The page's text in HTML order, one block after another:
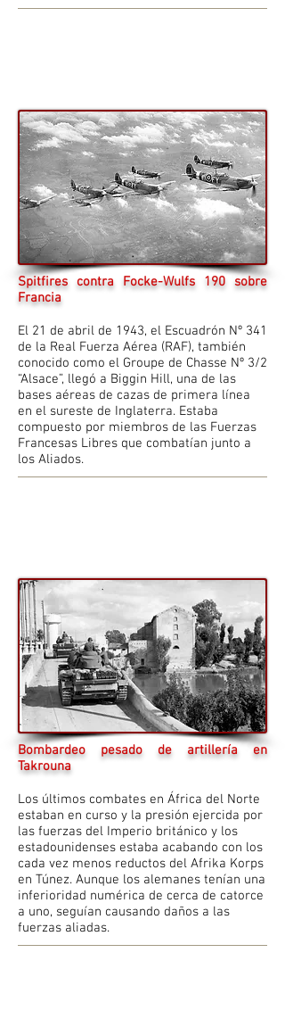
Spitfires contra Focke-Wulfs 190 sobre
Francia
El 21 de abril de 1943, el Escuadrón Nº 341
de la Real Fuerza Aérea (RAF), también
conocido como el Groupe de Chasse Nº 3/2
“Alsace”, llegó a Biggin Hill, una de las
bases aéreas de cazas de primera línea
en el sureste de Inglaterra. Estaba
compuesto por miembros de las Fuerzas
Francesas Libres que combatían junto a
los Aliados.
Bombardeo pesado de artillería en
Takrouna
Los últimos combates en África del Norte
estaban en curso y la presión ejercida por
las fuerzas del Imperio británico y los
estadounidenses estaba acabando con los
cada vez menos reductos del Afrika Korps
en Túnez. Aunque los alemanes tenían una
inferioridad numérica de cerca de catorce
a uno, seguían causando daños a las
fuerzas aliadas.